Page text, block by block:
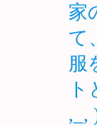
家
て
服
,_,